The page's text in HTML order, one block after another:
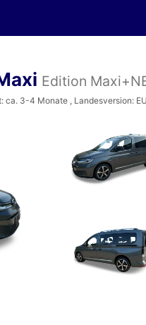
Edition
ca. 3-4 Monate , Landesversion: